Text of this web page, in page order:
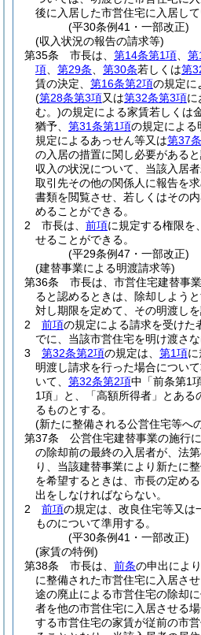
後に入居した市営住宅に入居して
(平30条例41・一部改正)
(収入状況の報告の請求等)
第35条
市長は、 第14条第1項 第
項
第29条 第30条若しくは第
賃の決定、 第16条第2項の規定に
(第28条第3項又は第32条第3項に
む。)の規定による家賃若しくは
猶予、 第31条第1項の規定による
規定によるあっせん等又は第37条
の入居の措置に関し必要がある
収入の状況について、当該入居
取引先その他の関係人に報告を
書類を閲覧させ、若しくはその
めることができる。
2
市長は、 前項に規定する権限を
せることができる。
(平29条例47・一部改正)
(建替事業による明渡請求等)
第36条
市長は、市営住宅建替事
ると認めるときは、除却しよう
対し期限を定めて、その明渡し
2
前項の規定による請求を受けた
でに、当該市営住宅を明け渡さな
3
第32条第2項の規定は、 第1項
明渡し請求を行った場合について
いて、 第32条第2項中「前条第1
1項」と、「高額所得者」とある
るものとする。
(新たに整備される公営住宅等へ
第37条
公営住宅建替事業の施行
の除却前の最終の入居者が、法
り、当該建替事業により新たに
を希望するときは、市長の定め
出をしなければならない。
2
前項の規定は、改良住宅等又は
ものについて準用する。
(平30条例41・一部改正)
(家賃の特例)
第38条
市長は、 前条の申出によ
に整備された市営住宅に入居さ
途の廃止による市営住宅の除却
者を他の市営住宅に入居させる
する市営住宅の家賃が従前の市